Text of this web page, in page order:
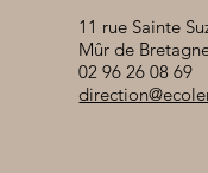
11 rue Sainte
Mûr de
02 96 26 08 69